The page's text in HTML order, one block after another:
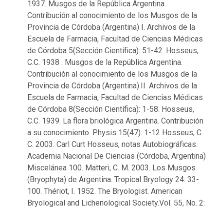
1937. Musgos de la República Argentina.
Contribución al conocimiento de los Musgos de la
Provincia de Córdoba (Argentina) I. Archivos de la
Escuela de Farmacia, Facultad de Ciencias Médicas
de Córdoba 5(Sección Científica): 51-42. Hosseus,
C.C. 1938 . Musgos de la República Argentina.
Contribución al conocimiento de los Musgos de la
Provincia de Córdoba (Argentina).II. Archivos de la
Escuela de Farmacia, Facultad de Ciencias Médicas
de Córdoba 8(Sección Científica): 1-58. Hosseus,
C.C. 1939. La flora briológica Argentina. Contribución
a su conocimiento. Physis 15(47): 1-12 Hosseus, C.
C. 2003. Carl Curt Hosseus, notas Autobiográficas.
Academia Nacional De Ciencias (Córdoba, Argentina)
Miscelánea 100. Matteri, C. M. 2003. Los Musgos
(Bryophyta) de Argentina. Tropical Bryology 24: 33-
100. Thériot, I. 1952. The Bryologist. American
Bryological and Lichenological Society.Vol. 55, No. 2: